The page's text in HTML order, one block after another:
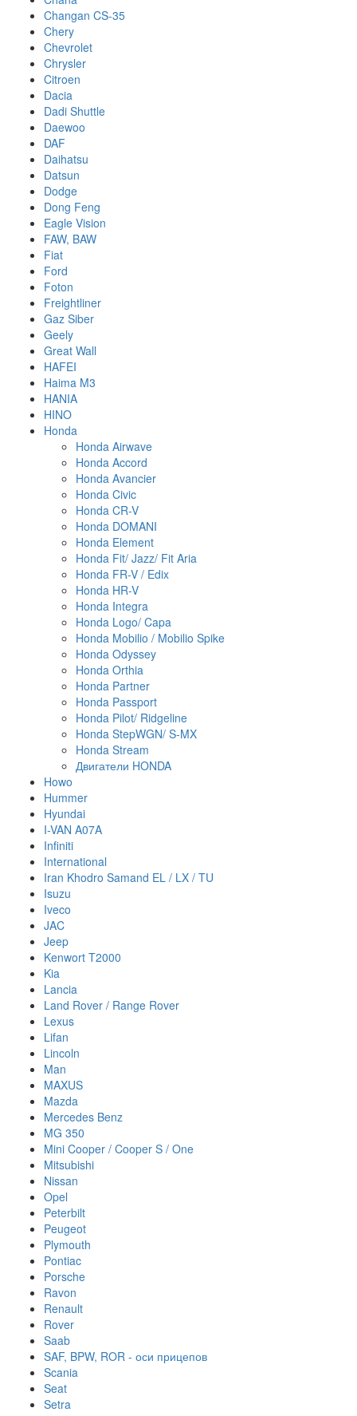
Changan CS-35
Chery
Chevrolet
Chrysler
Citroen
Dacia
Dadi Shuttle
Daewoo
DAF
Daihatsu
Datsun
Dodge
Dong Feng
Eagle Vision
FAW, BAW
Fiat
Ford
Foton
Freightliner
Gaz Siber
Geely
Great Wall
HAFEI
Haima M3
HANIA
HINO
Honda
Honda Airwave
Honda Accord
Honda Avancier
Honda Civic
Honda CR-V
Honda DOMANI
Honda Element
Honda Fit/ Jazz/ Fit Aria
Honda FR-V / Edix
Honda HR-V
Honda Integra
Honda Logo/ Capa
Honda Mobilio / Mobilio Spike
Honda Odyssey
Honda Orthia
Honda Partner
Honda Passport
Honda Pilot/ Ridgeline
Honda StepWGN/ S-MX
Honda Stream
Двигатели HONDA
Howo
Hummer
Hyundai
I-VAN A07A
Infiniti
International
Iran Khodro Samand EL / LX / TU
Isuzu
Iveco
JAC
Jeep
Kenwort T2000
Kia
Lancia
Land Rover / Range Rover
Lexus
Lifan
Lincoln
Man
MAXUS
Mazda
Mercedes Benz
MG 350
Mini Cooper / Cooper S / One
Mitsubishi
Nissan
Opel
Peterbilt
Peugeot
Plymouth
Pontiac
Porsche
Ravon
Renault
Rover
Saab
SAF, BPW, ROR - оси прицепов
Scania
Seat
Setra